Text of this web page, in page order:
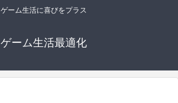
ゲーム生活に喜びをプラス
ゲーム生活最適化